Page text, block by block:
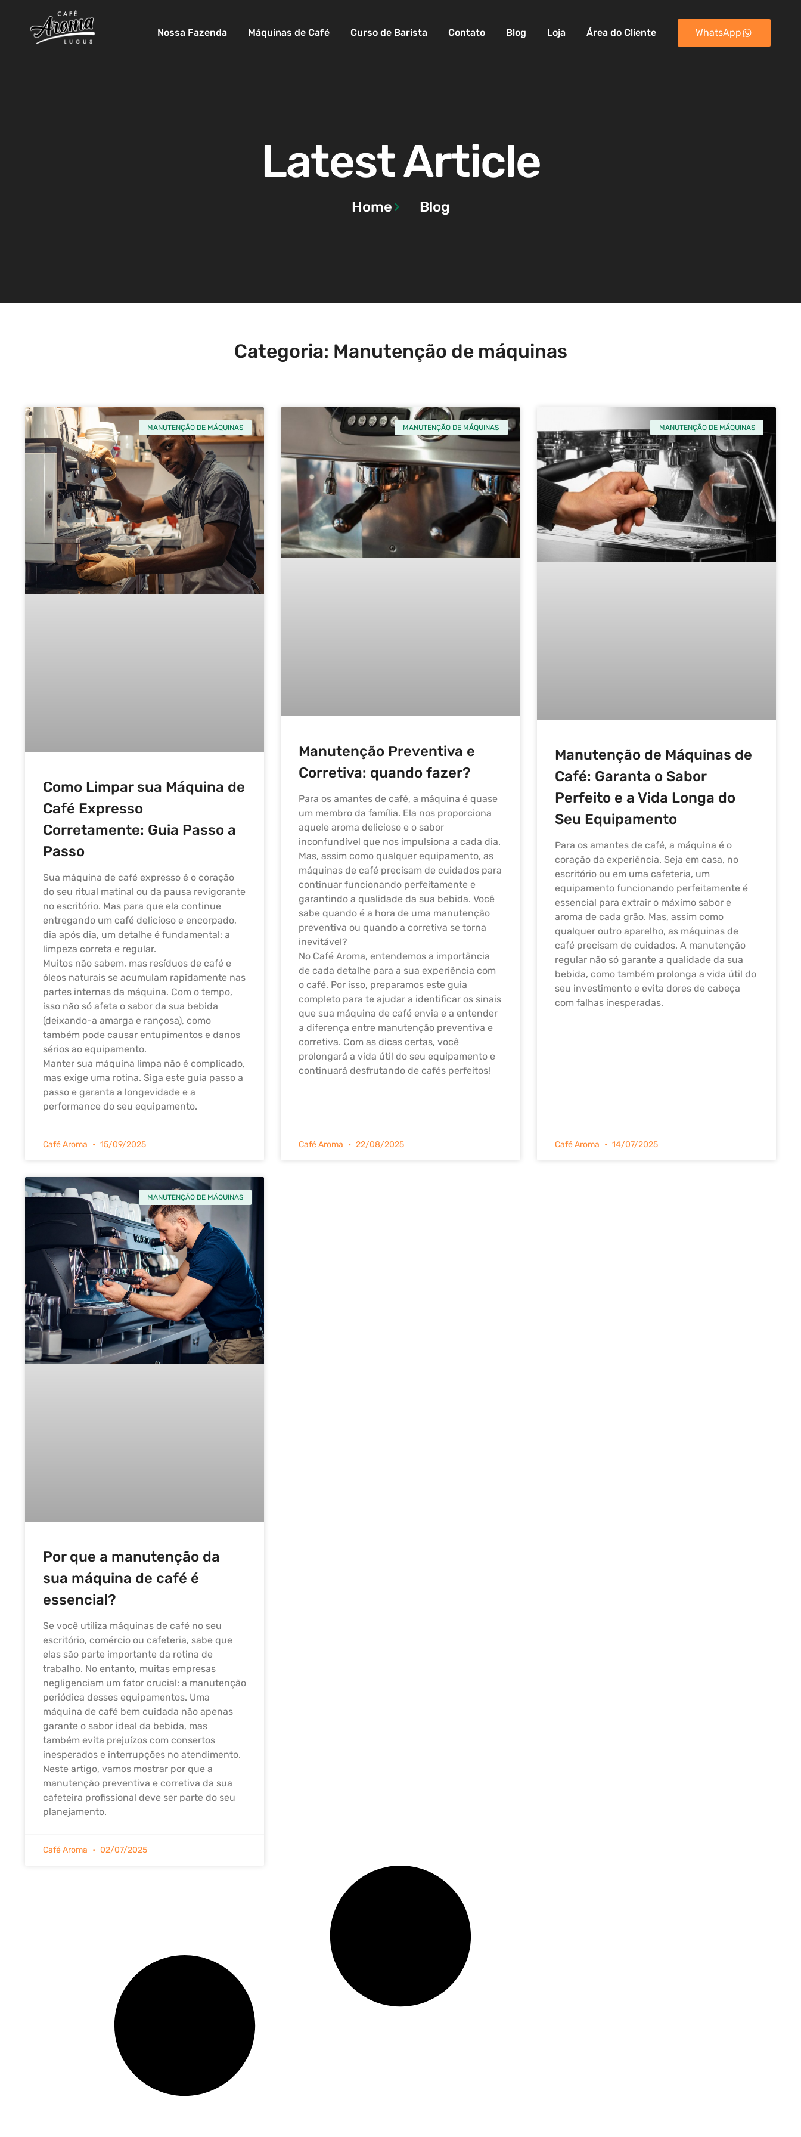
Nossa Fazenda Máquinas de Café Curso de Barista Contato Blog Loja Área do Cliente WhatsApp
Latest Article
Home Blog
Categoria: Manutenção de máquinas
MANUTENÇÃO DE MÁQUINAS
Como Limpar sua Máquina de
Café Expresso
Corretamente: Guia Passo a
Passo
Sua máquina de café expresso é o coração
do seu ritual matinal ou da pausa revigorante
no escritório. Mas para que ela continue
entregando um café delicioso e encorpado,
dia após dia, um detalhe é fundamental: a
limpeza correta e regular.
Muitos não sabem, mas resíduos de café e
óleos naturais se acumulam rapidamente nas
partes internas da máquina. Com o tempo,
isso não só afeta o sabor da sua bebida
(deixando-a amarga e rançosa), como
também pode causar entupimentos e danos
sérios ao equipamento.
Manter sua máquina limpa não é complicado,
mas exige uma rotina. Siga este guia passo a
passo e garanta a longevidade e a
performance do seu equipamento.
Café Aroma 15/09/2025
MANUTENÇÃO DE MÁQUINAS
Manutenção Preventiva e
Corretiva: quando fazer?
Para os amantes de café, a máquina é quase
um membro da família. Ela nos proporciona
aquele aroma delicioso e o sabor
inconfundível que nos impulsiona a cada dia.
Mas, assim como qualquer equipamento, as
máquinas de café precisam de cuidados para
continuar funcionando perfeitamente e
garantindo a qualidade da sua bebida. Você
sabe quando é a hora de uma manutenção
preventiva ou quando a corretiva se torna
inevitável?
No Café Aroma, entendemos a importância
de cada detalhe para a sua experiência com
o café. Por isso, preparamos este guia
completo para te ajudar a identificar os sinais
que sua máquina de café envia e a entender
a diferença entre manutenção preventiva e
corretiva. Com as dicas certas, você
prolongará a vida útil do seu equipamento e
continuará desfrutando de cafés perfeitos!
Café Aroma 22/08/2025
MANUTENÇÃO DE MÁQUINAS
Manutenção de Máquinas de
Café: Garanta o Sabor
Perfeito e a Vida Longa do
Seu Equipamento
Para os amantes de café, a máquina é o
coração da experiência. Seja em casa, no
escritório ou em uma cafeteria, um
equipamento funcionando perfeitamente é
essencial para extrair o máximo sabor e
aroma de cada grão. Mas, assim como
qualquer outro aparelho, as máquinas de
café precisam de cuidados. A manutenção
regular não só garante a qualidade da sua
bebida, como também prolonga a vida útil do
seu investimento e evita dores de cabeça
com falhas inesperadas.
Café Aroma 14/07/2025
MANUTENÇÃO DE MÁQUINAS
Por que a manutenção da
sua máquina de café é
essencial?
Se você utiliza máquinas de café no seu
escritório, comércio ou cafeteria, sabe que
elas são parte importante da rotina de
trabalho. No entanto, muitas empresas
negligenciam um fator crucial: a manutenção
periódica desses equipamentos. Uma
máquina de café bem cuidada não apenas
garante o sabor ideal da bebida, mas
também evita prejuízos com consertos
inesperados e interrupções no atendimento.
Neste artigo, vamos mostrar por que a
manutenção preventiva e corretiva da sua
cafeteira profissional deve ser parte do seu
planejamento.
Café Aroma 02/07/2025